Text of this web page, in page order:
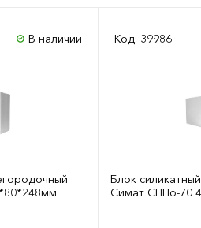
В наличии Код: 39986
Блок
Симат СППо-70